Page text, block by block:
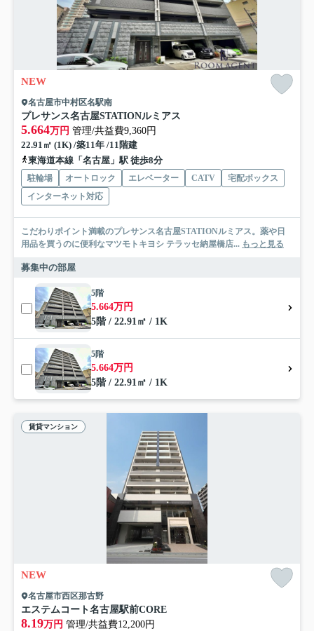
NEW
名古屋市中村区名駅南
プレサンス名古屋STATIONルミアス
5.664万円 管理/共益費9,360円
22.91㎡ (1K) /築11年 /11階建
東海道本線「名古屋」駅 徒歩8分
駐輪場 オートロック エレベーター CATV
宅配ボックス
インターネット対応
こだわりポイント満載のプレサンス名古屋STATIONルミアス。薬や日
用品を買うのに便利なマツモトキヨシ テラッセ納屋橋店... もっと見る
募集中の部屋
5階
5.664万円
5階 / 22.91㎡ / 1K
5階
5.664万円
5階 / 22.91㎡ / 1K
賃貸マンション
NEW
名古屋市西区那古野
エステムコート名古屋駅前CORE
8.19万円 管理/共益費12,200円